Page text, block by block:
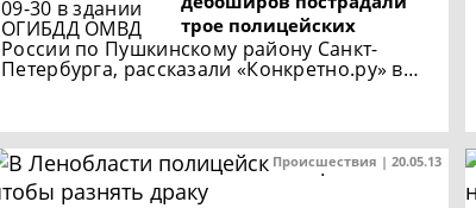
трое полицейских
09-30 в здании
ОГИБДД ОМВД
России по Пушкинскому району Санкт-
Петербурга, рассказали «Конкретно.ру» в…
Происшествия | 20.05.13